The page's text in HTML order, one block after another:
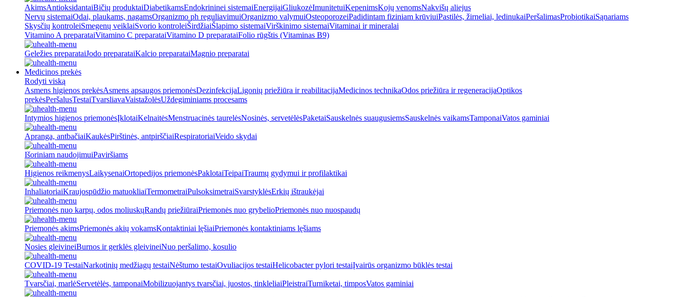
AkimsAntioksidantaiBičių produktaiDiabetikamsEndokrininei sistemaiEnergijaiGliukozėImunitetuiKepenimsKojų venomsNakvišų aliejus
Nervų sistemaiOdai, plaukams, nagamsOrganizmo ph reguliavimuiOrganizmo valymuiOsteoporozeiPadidintam fiziniam krūviuiPastilės, žirneliai, ledinukaiPeršalimasProbiotikaiSąnariams
Skysčių kontroleiSmegenų veiklaiSvorio kontroleiŠirdžiaiŠlapimo sistemaiVirškinimo sistemaiVitaminai ir mineralai
Vitamino A preparataiVitamino C preparataiVitamino D preparataiFolio rūgštis (Vitaminas B9)
Geležies preparataiJodo preparataiKalcio preparataiMagnio preparatai
Medicinos prekės
Rodyti viską
Asmens higienos prekėsAsmens apsaugos priemonėsDezinfekcijaLigonių priežiūra ir reabilitacijaMedicinos technikaOdos priežiūra ir regeneracijaOptikos
prekėsPeršalusTestaiTvarsliavaVaistažolėsUždegiminiams procesams
Intymios higienos priemonėsĮklotaiKelnaitėsMenstruacinės taurelėsNosinės, servetėlėsPaketaiSauskelnės suaugusiemsSauskelnės vaikamsTamponaiVatos gaminiai
Apranga, antbačiaiKaukėsPirštinės, antpirščiaiRespiratoriaiVeido skydai
Išoriniam naudojimuiPaviršiams
Higienos reikmenysLaikysenaiOrtopedijos priemonėsPaklotaiTeipaiTraumų gydymui ir profilaktikai
InhaliatoriaiKraujospūdžio matuokliaiTermometraiPulsoksimetraiSvarstyklėsErkių ištraukėjai
Priemonės nuo karpų, odos moliuskųRandų priežiūraiPriemonės nuo grybelioPriemonės nuo nuospaudų
Priemonės akimsPriemonės akių vokamsKontaktiniai lęšiaiPriemonės kontaktiniams lęšiams
Nosies gleivineiBurnos ir gerklės gleivineiNuo peršalimo, kosulio
COVID-19 TestaiNarkotinių medžiagų testaiNėštumo testaiOvuliacijos testaiHelicobacter pylori testaiĮvairūs organizmo būklės testai
Tvarsčiai, marlėServetėlės, tamponaiMobilizuojantys tvarsčiai, juostos, tinkleliaiPleistraiTurniketai, timposVatos gaminiai